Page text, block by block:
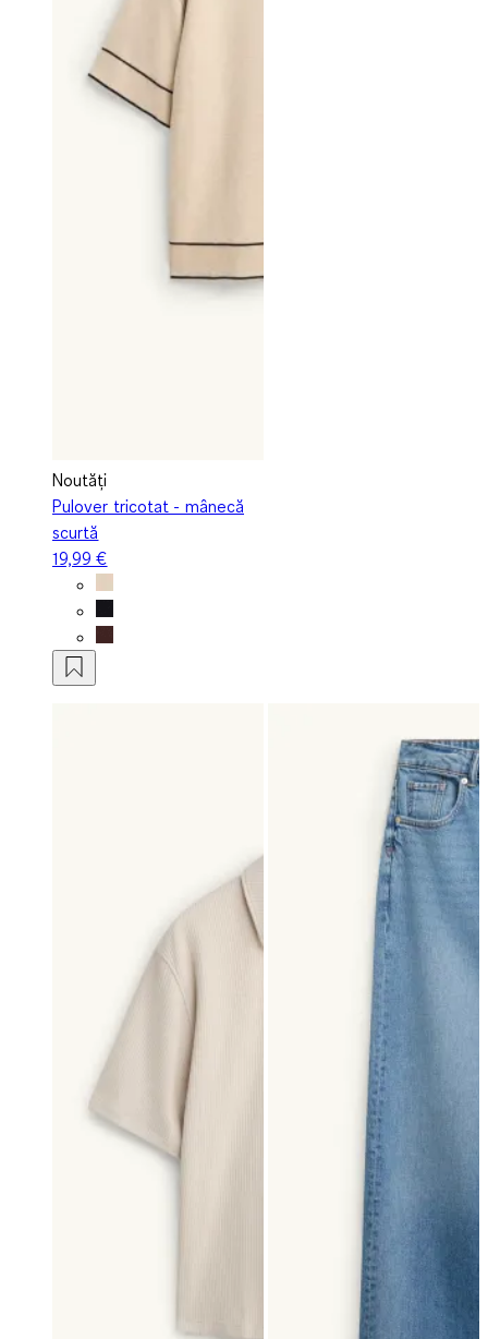
Noutăți
Pulover tricotat - mânecă
scurtă
19,99 €